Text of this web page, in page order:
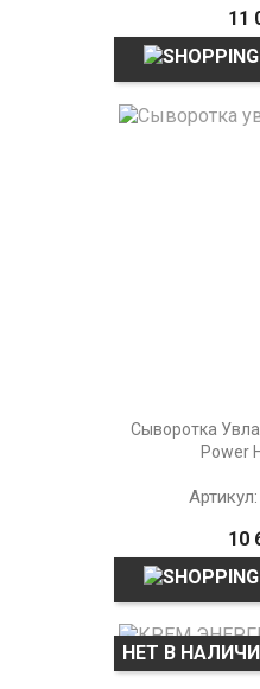
11
Сыворотка
Power
10
НЕТ В